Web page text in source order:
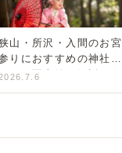
山・所沢・入間のお宮
りにおすすめの神社ガ
ド｜写真館が解説